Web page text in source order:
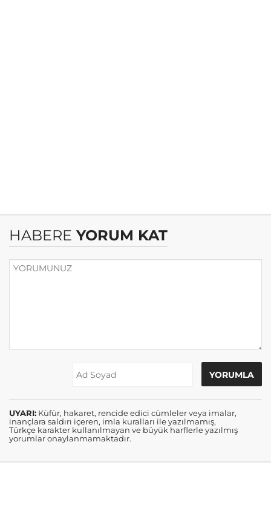
HABERE YORUM KAT
UYARI: Küfür, hakaret, rencide edici cümleler veya imalar,
inançlara saldırı içeren, imla kuralları ile yazılmamış,
Türkçe karakter kullanılmayan ve büyük harflerle yazılmış
yorumlar onaylanmamaktadır.